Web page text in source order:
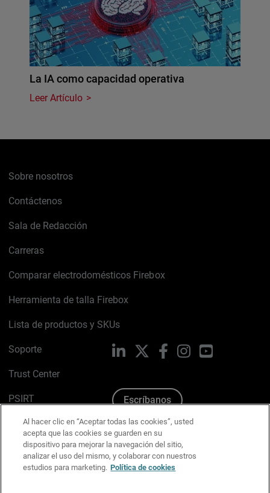
La IA como capacidad operativa
Leer Artículo
Sobre nosotros
Contáctenos
Sala de Redacción
Carreras
Comparar electrodomésticos Firebox
Herramienta de talla Firebox
Lista de productos y SKUs
Soporte
Trust Center
PSIRT
Política de cookies
Política de privacidad
Kit de medios y marca
LinkedIn FacebookInstagramYouTube
Escríbanos
Al hacer clic en “Aceptar todas las cookies”, usted
acepta que las cookies se guarden en su
dispositivo para mejorar la navegación del sitio,
analizar el uso del mismo, y colaborar con nuestros
estudios para marketing. Política de cookies